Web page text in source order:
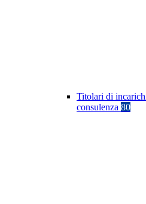
Titolari di
consulenza 80